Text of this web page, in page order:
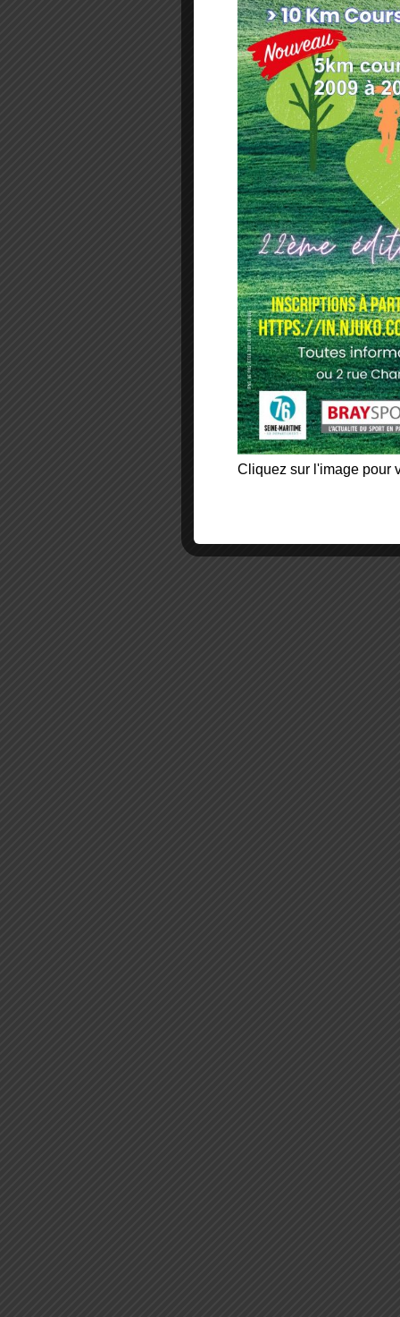
Cliquez sur l'image pour